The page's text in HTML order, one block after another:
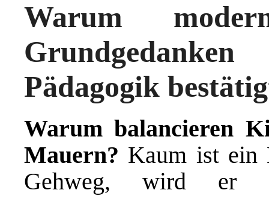
Warum
Pädagogik
Warum balancieren
Mauern? Kaum ist ein
Gehweg, wird er